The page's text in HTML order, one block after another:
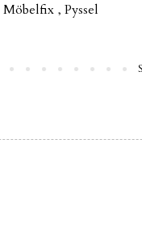
Möbelfix , Pyssel